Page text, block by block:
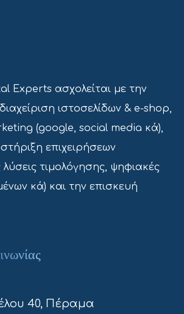
Experts ασχολείται με την
ιστοσελίδων & e-shop,
(google, social media κά),
επιχειρήσεων
τιμολόγησης, ψηφιακές
κά) και την επισκευή
40, Πέραμα